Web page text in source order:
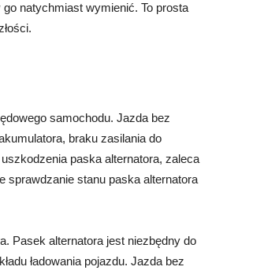
natychmiast wymienić. To prosta
samochodu. Jazda bez
braku zasilania do
paska alternatora, zaleca
sprawdzanie stanu paska alternatora
Pasek alternatora jest niezbędny do
ładowania pojazdu. Jazda bez